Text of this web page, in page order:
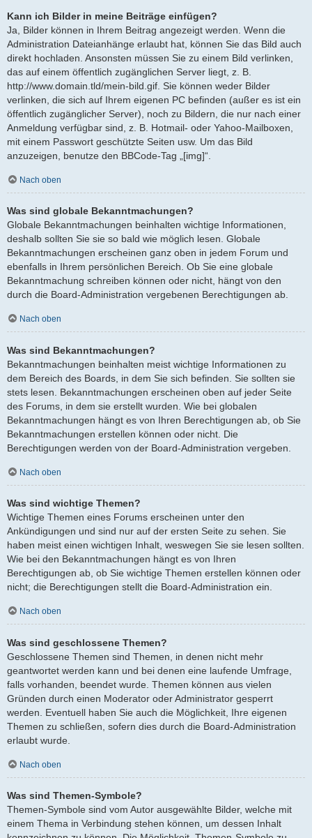
Kann ich Bilder in meine Beiträge einfügen?
Ja, Bilder können in Ihrem Beitrag angezeigt werden. Wenn die
Administration Dateianhänge erlaubt hat, können Sie das Bild auch
direkt hochladen. Ansonsten müssen Sie zu einem Bild verlinken,
das auf einem öffentlich zugänglichen Server liegt, z. B.
http://www.domain.tld/mein-bild.gif. Sie können weder Bilder
verlinken, die sich auf Ihrem eigenen PC befinden (außer es ist ein
öffentlich zugänglicher Server), noch zu Bildern, die nur nach einer
Anmeldung verfügbar sind, z. B. Hotmail- oder Yahoo-Mailboxen,
mit einem Passwort geschützte Seiten usw. Um das Bild
anzuzeigen, benutze den BBCode-Tag „[img]“.
Nach oben
Was sind globale Bekanntmachungen?
Globale Bekanntmachungen beinhalten wichtige Informationen,
deshalb sollten Sie sie so bald wie möglich lesen. Globale
Bekanntmachungen erscheinen ganz oben in jedem Forum und
ebenfalls in Ihrem persönlichen Bereich. Ob Sie eine globale
Bekanntmachung schreiben können oder nicht, hängt von den
durch die Board-Administration vergebenen Berechtigungen ab.
Nach oben
Was sind Bekanntmachungen?
Bekanntmachungen beinhalten meist wichtige Informationen zu
dem Bereich des Boards, in dem Sie sich befinden. Sie sollten sie
stets lesen. Bekanntmachungen erscheinen oben auf jeder Seite
des Forums, in dem sie erstellt wurden. Wie bei globalen
Bekanntmachungen hängt es von Ihren Berechtigungen ab, ob Sie
Bekanntmachungen erstellen können oder nicht. Die
Berechtigungen werden von der Board-Administration vergeben.
Nach oben
Was sind wichtige Themen?
Wichtige Themen eines Forums erscheinen unter den
Ankündigungen und sind nur auf der ersten Seite zu sehen. Sie
haben meist einen wichtigen Inhalt, weswegen Sie sie lesen sollten.
Wie bei den Bekanntmachungen hängt es von Ihren
Berechtigungen ab, ob Sie wichtige Themen erstellen können oder
nicht; die Berechtigungen stellt die Board-Administration ein.
Nach oben
Was sind geschlossene Themen?
Geschlossene Themen sind Themen, in denen nicht mehr
geantwortet werden kann und bei denen eine laufende Umfrage,
falls vorhanden, beendet wurde. Themen können aus vielen
Gründen durch einen Moderator oder Administrator gesperrt
werden. Eventuell haben Sie auch die Möglichkeit, Ihre eigenen
Themen zu schließen, sofern dies durch die Board-Administration
erlaubt wurde.
Nach oben
Was sind Themen-Symbole?
Themen-Symbole sind vom Autor ausgewählte Bilder, welche mit
einem Thema in Verbindung stehen können, um dessen Inhalt